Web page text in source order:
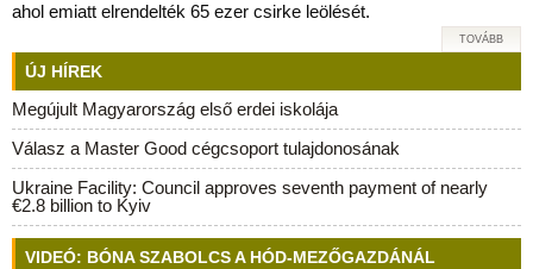
ahol emiatt elrendelték 65 ezer csirke leölését.
TOVÁBB
ÚJ HÍREK
Megújult Magyarország első erdei iskolája
Válasz a Master Good cégcsoport tulajdonosának
Ukraine Facility: Council approves seventh payment of nearly
€2.8 billion to Kyiv
VIDEÓ: BÓNA SZABOLCS A HÓD-MEZŐGAZDÁNÁL